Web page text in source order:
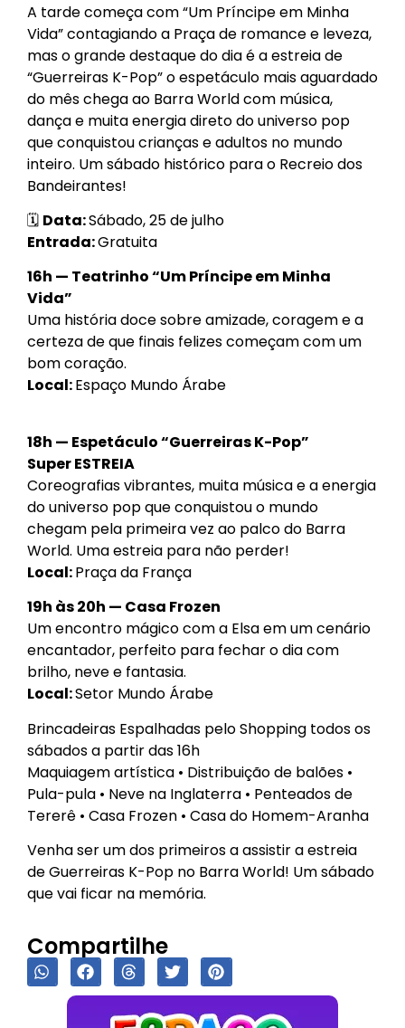
Compartilhe
A tarde começa com “Um Príncipe em Minha
Vida” contagiando a Praça de romance e leveza,
mas o grande destaque do dia é a estreia de
“Guerreiras K-Pop” o espetáculo mais aguardado
do mês chega ao Barra World com música,
dança e muita energia direto do universo pop
que conquistou crianças e adultos no mundo
inteiro. Um sábado histórico para o Recreio dos
Bandeirantes!
🗓 Data:Sábado, 25 de julho
Entrada:Gratuita
16h — Teatrinho “Um Príncipe em Minha
Vida”
Uma história doce sobre amizade, coragem e a
certeza de que finais felizes começam com um
bom coração.
Local:Espaço Mundo Árabe
18h — Espetáculo “Guerreiras K-Pop”
SuperESTREIA
Coreografias vibrantes, muita música e a energia
do universo pop que conquistou o mundo
chegam pela primeira vez ao palco do Barra
World. Uma estreia para não perder!
Local:Praça da França
19h às 20h — Casa Frozen
Um encontro mágico com a Elsa em um cenário
encantador, perfeito para fechar o dia com
brilho, neve e fantasia.
Local:Setor Mundo Árabe
Brincadeiras Espalhadas pelo Shopping todos os
sábados a partir das 16h
Maquiagem artística • Distribuição de balões •
Pula-pula • Neve na Inglaterra • Penteados de
Tererê • Casa Frozen • Casa do Homem-Aranha
Venha ser um dos primeiros a assistir a estreia
de Guerreiras K-Pop no Barra World! Um sábado
que vai ficar na memória.